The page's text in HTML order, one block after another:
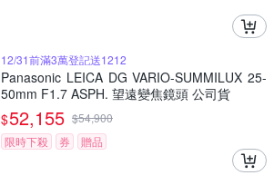
12/31前滿3萬登記送1212
Panasonic LEICA DG VARIO-SUMMILUX 25-
50mm F1.7 ASPH. 望遠變焦鏡頭 公司貨
$52,155 $54,900
限時下殺
券 贈品